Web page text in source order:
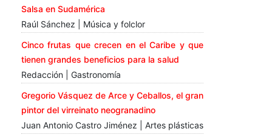
Salsa en Sudamérica
Raúl Sánchez | Música y folclor
Cinco frutas que crecen en el Caribe y que
tienen grandes beneficios para la salud
Redacción | Gastronomía
Gregorio Vásquez de Arce y Ceballos, el gran
pintor del virreinato neogranadino
Juan Antonio Castro Jiménez | Artes plásticas